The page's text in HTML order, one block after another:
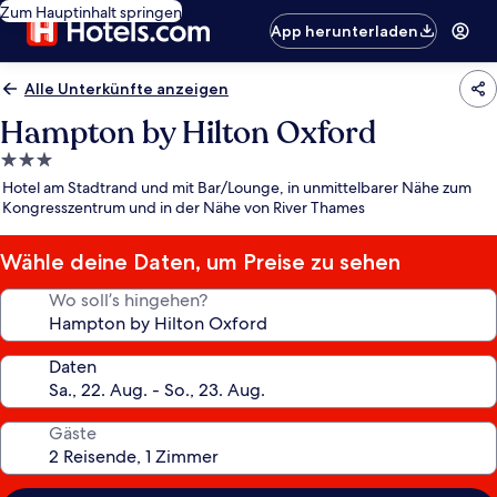
Zum Hauptinhalt springen
App herunterladen
Alle Unterkünfte anzeigen
Hampton by Hilton Oxford
3.0-
Sterne-
Unterkunft
Hotel am Stadtrand und mit Bar/Lounge, in unmittelbarer Nähe zum
Kongresszentrum und in der Nähe von River Thames
Wähle deine Daten, um Preise zu sehen
Wo soll’s hingehen?
Daten
Gäste